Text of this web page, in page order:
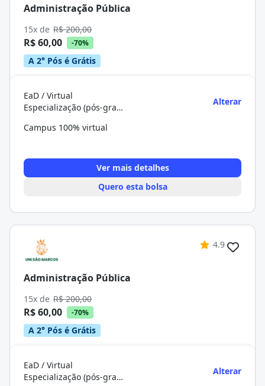
Administração Pública
15x de R$ 200,00
R$ 60,00 -70%
A 2° Pós é Grátis
EaD / Virtual
Especialização (pós-graduação)
Alterar
Campus 100% virtual
Ver mais detalhes
Quero esta bolsa
4.9
Administração Pública
15x de R$ 200,00
R$ 60,00 -70%
A 2° Pós é Grátis
EaD / Virtual
Especialização (pós-graduação)
Alterar